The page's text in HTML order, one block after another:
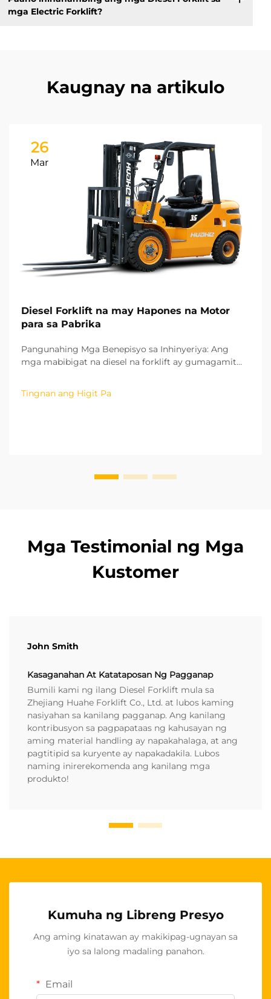
mga Electric Forklift?
Kaugnay na artikulo
26
Mar
Diesel Forklift na may Hapones na Motor
para sa Pabrika
Pangunahing Mga Benepisyo sa Inhinyeriya: Ang
mga mabibigat na diesel na forklift ay gumagamit
mataas na presyon na common rail at teknolohiya ng
pagsusuplay ng fuel. Sa pamamagitan ng
Tingnan ang Higit Pa
Mga Testimonial ng Mga
Kustomer
John Smith
Kasaganahan At Katataposan Ng Pagganap
Bumili kami ng ilang Diesel Forklift mula sa
Zhejiang Huahe Forklift Co., Ltd. at lubos kaming
nasiyahan sa kanilang pagganap. Ang kanilang
kontribusyon sa pagpapataas ng kahusayan ng
aming material handling ay napakahalaga, at ang
pagtitipid sa kuryente ay napakadakila. Lubos
naming inirerekomenda ang kanilang mga
produkto!
Kumuha ng Libreng Presyo
Ang aming kinatawan ay makikipag-ugnayan sa
iyo sa lalong madaling panahon.
Email